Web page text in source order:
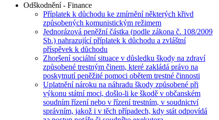
Odškodnění - Finance
Příplatek k důchodu ke zmírnění některých křivd
způsobených komunistickým režimem
Jednorázová peněžní částka (podle zákona č. 108/2009
Sb.) nahrazující příplatek k důchodu a zvláštní
příspěvek k důchodu
Zhoršení sociální situace v důsledku škody na zdraví
způsobené trestným činem, které zakládá právo na
poskytnutí peněžité pomoci obětem trestné činnosti
Uplatnění nároku na náhradu škody způsobené při
výkonu státní moci, došlo-li ke škodě v občanském
soudním řízení nebo v řízení trestním, v soudnictví
správním, jakož i v těch případech, kdy stát odpovídá